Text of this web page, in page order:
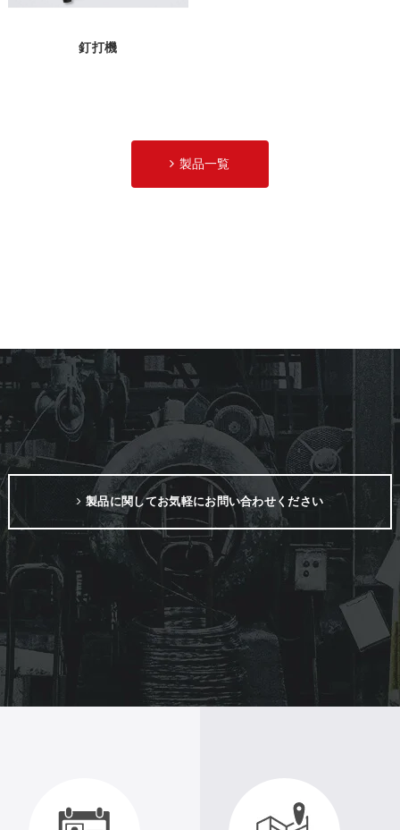
釘打機
製品一覧
製品に関してお気軽にお問い合わせください